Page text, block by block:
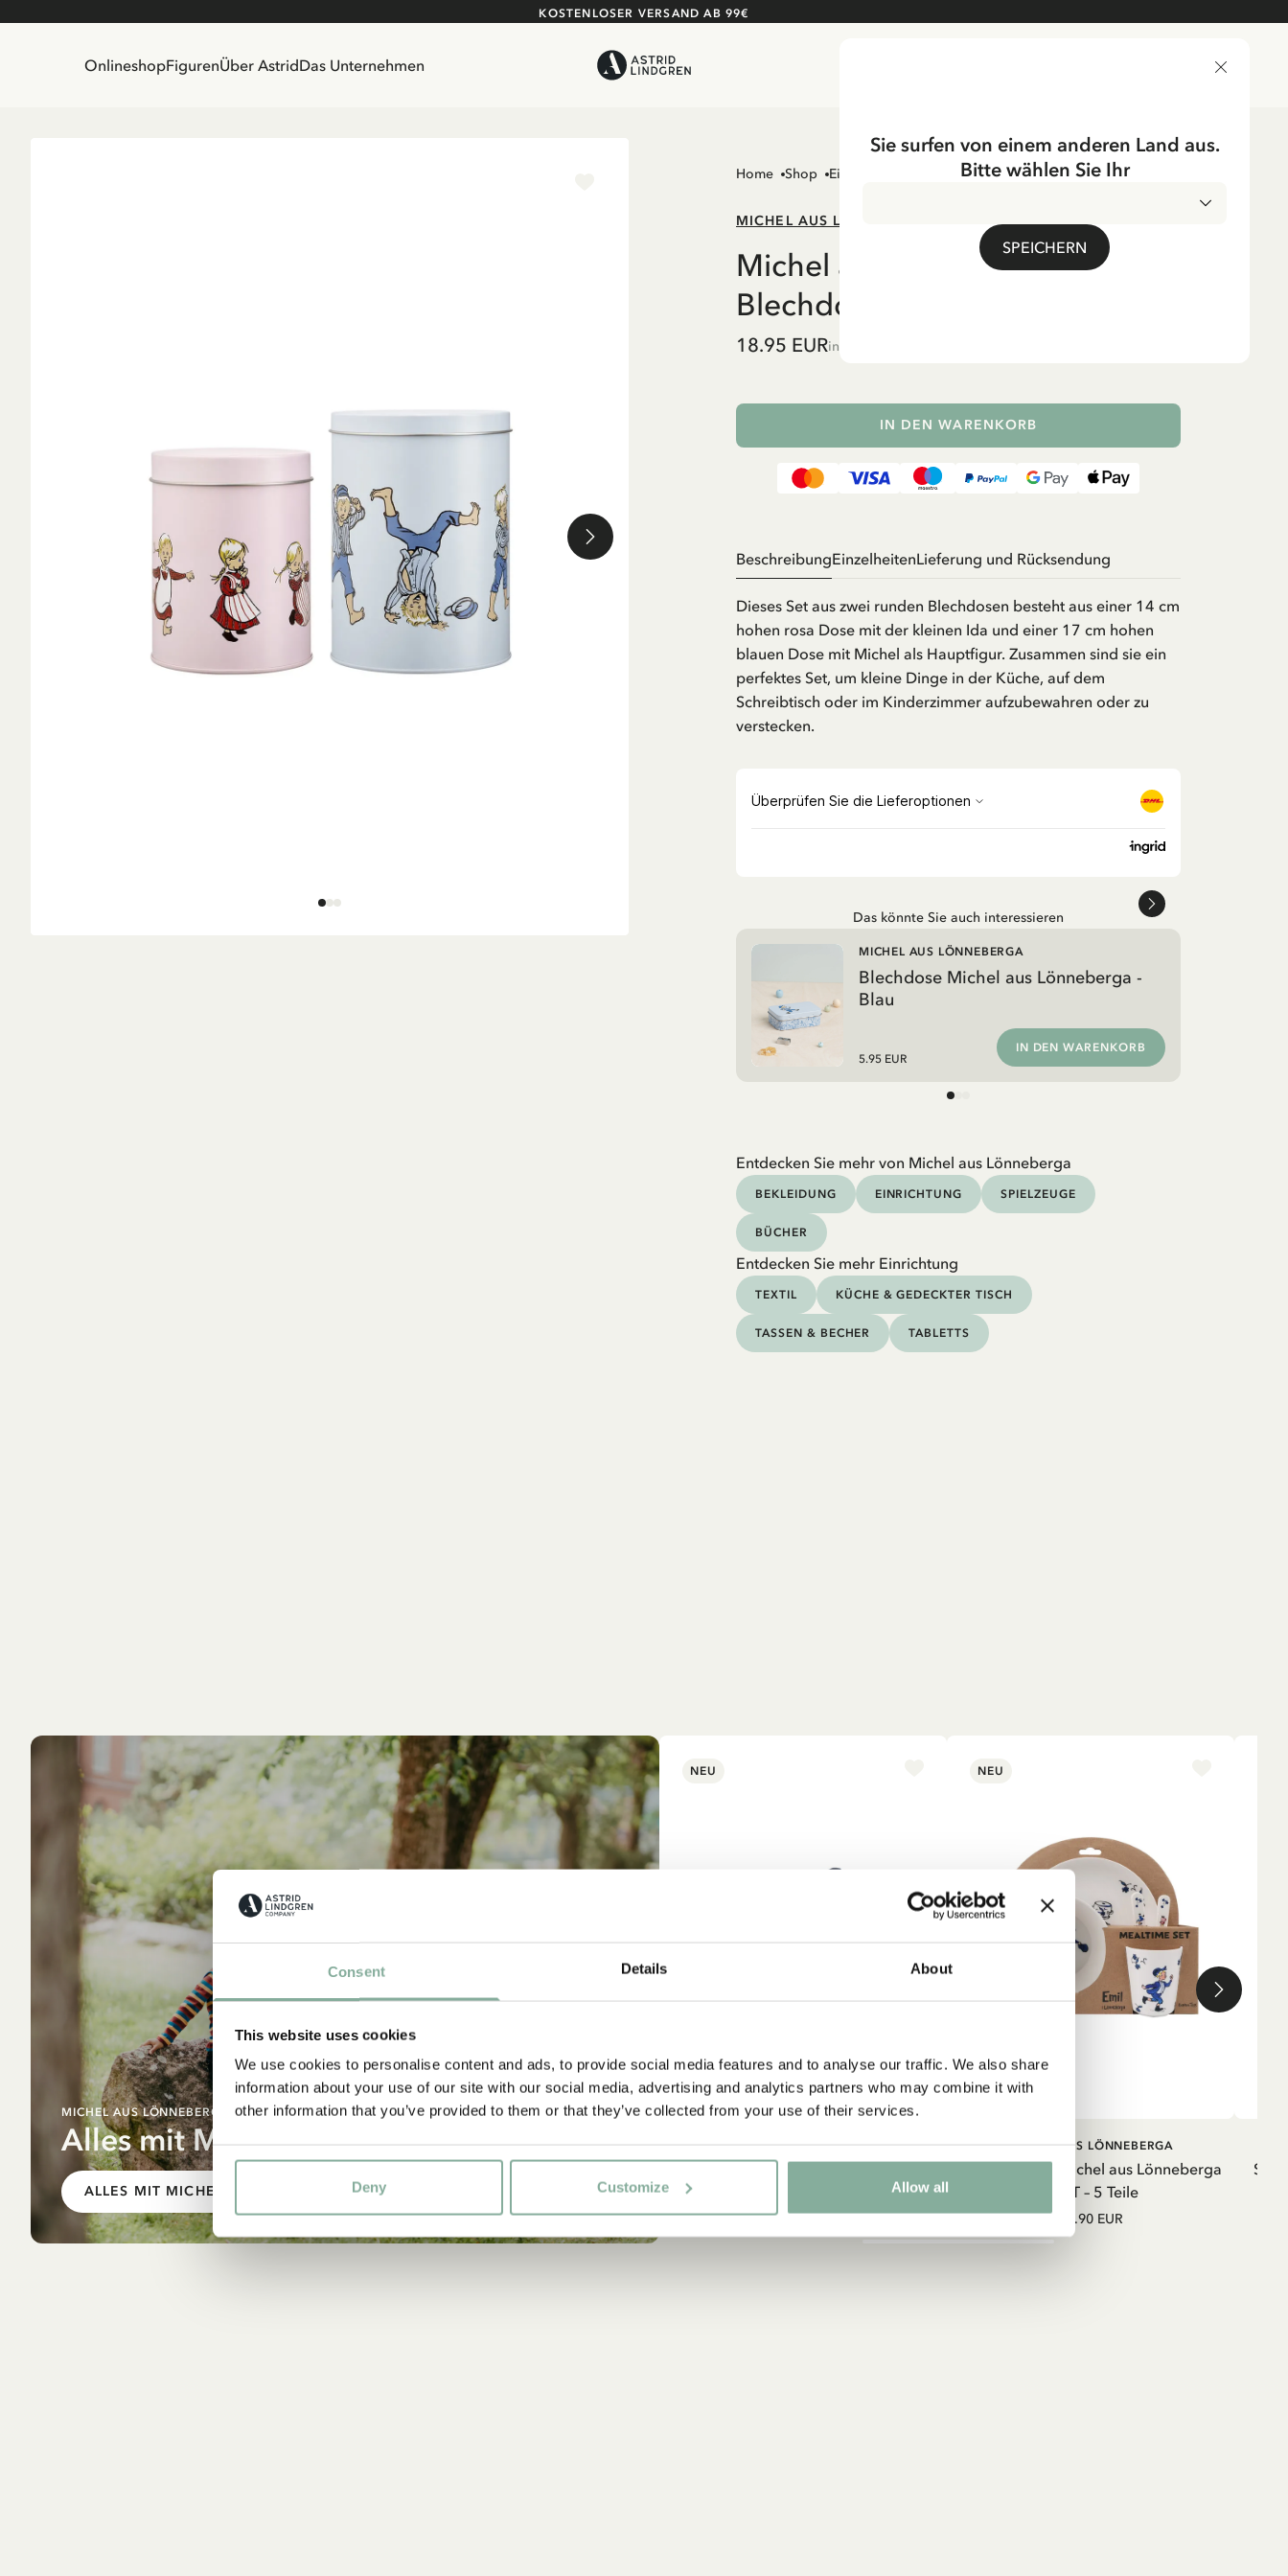
Consent Details About
This website uses cookies
We use cookies to personalise content and ads, to provide social media features and to analyse our traffic. We also share
information about your use of our site with our social media, advertising and analytics partners who may combine it with
other information that you’ve provided to them or that they’ve collected from your use of their services.
Deny Customize Allow all
KOSTENLOSER VERSAND AB 99€
OnlineshopFigurenÜber AstridDas Unternehmen
Home Shop Einrichtung Dekoration
MICHEL AUS LÖNNEBERGA
Michel aus Lönneberga
Blechdosen-Set – 2 Stück
18.95 EURinkl. MwSt.
IN DEN WARENKORB
BeschreibungEinzelheitenLieferung und Rücksendung
Dieses Set aus zwei runden Blechdosen besteht aus einer 14 cm
hohen rosa Dose mit der kleinen Ida und einer 17 cm hohen
blauen Dose mit Michel als Hauptfigur. Zusammen sind sie ein
perfektes Set, um kleine Dinge in der Küche, auf dem
Schreibtisch oder im Kinderzimmer aufzubewahren oder zu
verstecken.
Das könnte Sie auch interessieren
Blechdose Michel aus Lönneberga -
Blau
MICHEL AUS LÖNNEBERGA
5.95 EUR
IN DEN WARENKORB
Entdecken Sie mehr von Michel aus Lönneberga
BEKLEIDUNG EINRICHTUNG SPIELZEUGE
BÜCHER
Entdecken Sie mehr Einrichtung
TEXTIL KÜCHE & GEDECKTER TISCH
TASSEN & BECHER TABLETTS
MICHEL AUS LÖNNEBERGA
Alles mit Michel
ALLES MIT MICHEL
NEU
IN DEN WARENKORB
Mütze Michel aus Lönneberga -
MICHEL AUS LÖNNEBERGA
18.90 EUR
NEU
IN DEN WARENKORB
Kinderservice Michel aus Lönneberga
RPET – 5 Teile
MICHEL AUS LÖNNEBERGA
34.90 EUR
Sie surfen von einem anderen Land aus.
Bitte wählen Sie Ihr
SPEICHERN
Abonnieren Sie unseren Newsletter und erhalten
Sie 10 % Rabatt!
Einkauf!
JETZT MITGLIED WERDEN